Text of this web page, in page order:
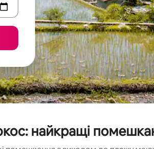
найкращі